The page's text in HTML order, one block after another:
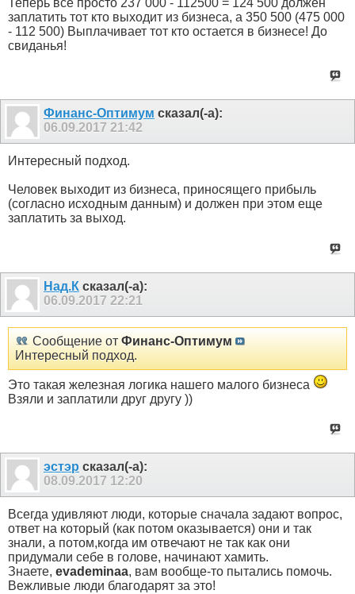
Теперь все просто 237 000 - 112500 = 124 500 должен
заплатить тот кто выходит из бизнеса, а 350 500 (475 000
- 112 500) Выплачивает тот кто остается в бизнесе! До
свиданья!
Финанс-Оптимум сказал(-а):
06.09.2017 21:42
Интересный подход.
Человек выходит из бизнеса, приносящего прибыль
(согласно исходным данным) и должен при этом еще
заплатить за выход.
Над.К сказал(-а):
06.09.2017 22:21
Сообщение от Финанс-Оптимум
Интересный подход.
Это такая железная логика нашего малого бизнеса
Взяли и заплатили друг другу ))
эстэр сказал(-а):
08.09.2017 12:20
Всегда удивляют люди, которые сначала задают вопрос,
ответ на который (как потом оказывается) они и так
знали, а потом,когда им отвечают не так как они
придумали себе в голове, начинают хамить.
Знаете, evademinaa, вам вообще-то пытались помочь.
Вежливые люди благодарят за это!